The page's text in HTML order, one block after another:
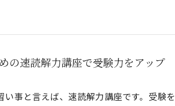
の速読解力講座で受験力をアップ
事と言えば、速読解力講座です。受験